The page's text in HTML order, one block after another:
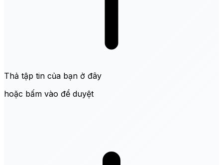
Thả tập tin của bạn ở đây
hoặc bấm vào để duyệt